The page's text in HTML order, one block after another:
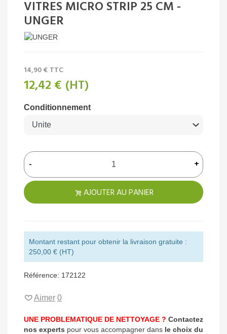
VITRES MICRO STRIP 25 CM -
UNGER
14,90 € TTC
12,42 € (HT)
Conditionnement
- +
AJOUTER AU PANIER
Montant restant pour obtenir la livraison gratuite :
250,00 € (HT)
Référence: 172122
Aimer 0
UNE PROBLEMATIQUE DE NETTOYAGE ? Contactez
nos experts pour vous accompagner dans le choix du